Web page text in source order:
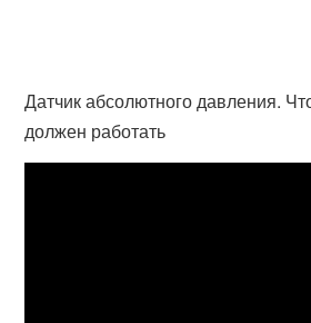
Датчик абсолютного давления.
должен работать